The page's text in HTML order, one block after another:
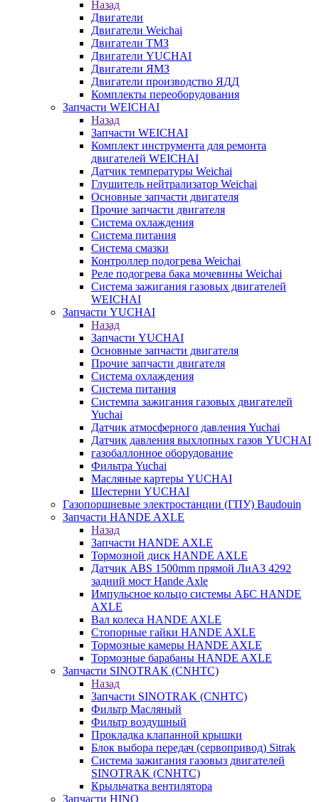
Назад
Двигатели
Двигатели Weichai
Двигатели ТМЗ
Двигатели YUCHAI
Двигатели ЯМЗ
Двигатели производство ЯДД
Комплекты переоборудования
Запчасти WEICHAI
Назад
Запчасти WEICHAI
Комплект инструмента для ремонта
двигателей WEICHAI
Датчик температуры Weichai
Глушитель нейтрализатор Weichai
Основные запчасти двигателя
Прочие запчасти двигателя
Система охлаждения
Система питания
Система смазки
Контроллер подогрева Weichai
Реле подогрева бака мочевины Weichai
Система зажигания газовых двигателей
WEICHAI
Запчасти YUCHAI
Назад
Запчасти YUCHAI
Основные запчасти двигателя
Прочие запчасти двигателя
Система охлаждения
Система питания
Системпа зажигания газовых двигателей
Yuchai
Датчик атмосферного давления Yuchai
Датчик давления выхлопных газов YUCHAI
газобаллонное оборудование
Фильтра Yuchai
Масляные картеры YUCHAI
Шестерни YUCHAI
Газопоршневые электростанции (ГПУ) Baudouin
Запчасти HANDE AXLE
Назад
Запчасти HANDE AXLE
Тормозной диск HANDE AXLE
Датчик ABS 1500mm прямой ЛиАЗ 4292
задний мост Hande Axle
Импульсное кольцо системы АБС HANDE
AXLE
Вал колеса HANDE AXLE
Стопорные гайки HANDE AXLE
Тормозные камеры HANDE AXLE
Тормозные барабаны HANDE AXLE
Запчасти SINOTRAK (CNHTC)
Назад
Запчасти SINOTRAK (CNHTC)
Фильтр Масляный
Фильтр воздушный
Прокладка клапанной крышки
Блок выбора передач (сервопривод) Sitrak
Система зажигания газовыз двигателей
SINOTRAK (CNHTC)
Крыльчатка вентилятора
Запчасти HINO